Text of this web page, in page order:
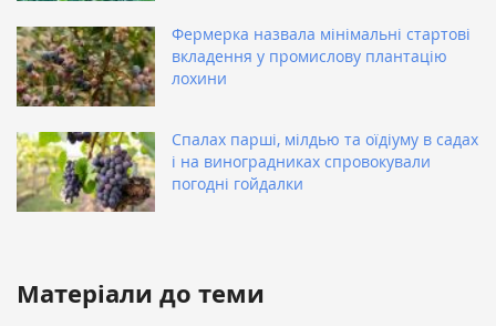
Фермерка назвала мінімальні стартові
вкладення у промислову плантацію
лохини
Спалах парші, мілдью та оїдіуму в садах
і на виноградниках спровокували
погодні гойдалки
Матеріали до теми